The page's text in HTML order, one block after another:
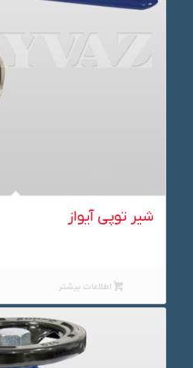
شیر توپی آیواز
اطلاعات بیشتر